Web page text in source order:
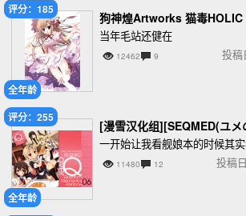
全年龄
评分：185
狗神煌Artworks 猫毒HOLIC
当年毛站还健在
12462 9 投稿
全年龄
评分：255
[漫雪汉化组][SEQMED(ユ
一开始让我看舰娘本的时候其
11480 12 投稿